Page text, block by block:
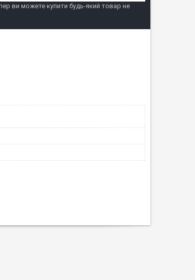
ви можете купити будь-який товар не